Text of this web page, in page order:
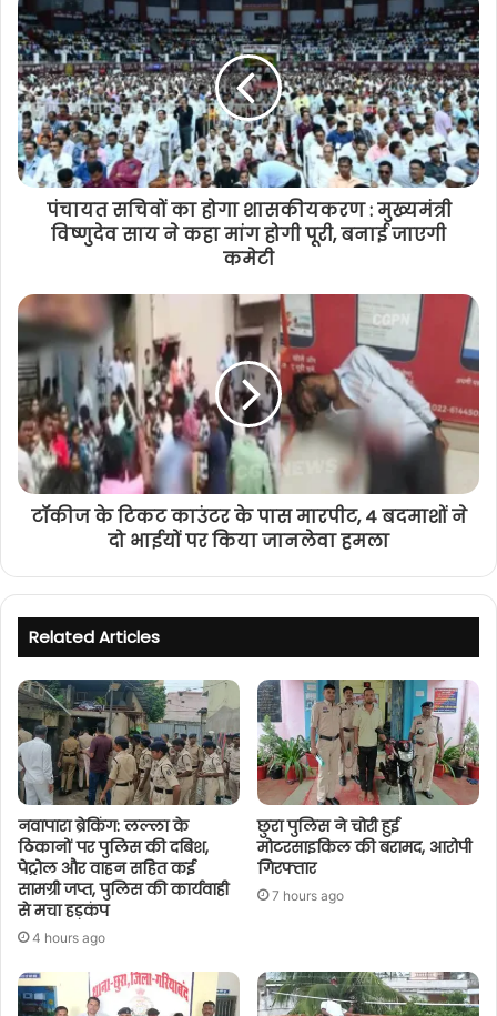
पंचायत सचिवों का होगा शासकीयकरण : मुख्यमंत्री
विष्णुदेव साय ने कहा मांग होगी पूरी, बनाई जाएगी
कमेटी
टॉकीज के टिकट काउंटर के पास मारपीट, 4 बदमाशों ने
दो भाईयों पर किया जानलेवा हमला
Related Articles
नवापारा ब्रेकिंग: लल्ला के
ठिकानों पर पुलिस की दबिश,
पेट्रोल और वाहन सहित कई
सामग्री जप्त, पुलिस की कार्यवाही
से मचा हड़कंप
4 hours ago
छुरा पुलिस ने चोरी हुई
मोटरसाइकिल की बरामद, आरोपी
गिरफ्तार
7 hours ago